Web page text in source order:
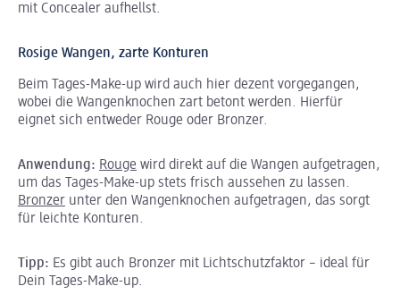
mit Concealer aufhellst.
Rosige Wangen, zarte Konturen
Beim Tages-Make-up wird auch hier dezent vorgegangen,
wobei die Wangenknochen zart betont werden. Hierfür
eignet sich entweder Rouge oder Bronzer.
Anwendung: Rouge wird direkt auf die Wangen aufgetragen,
um das Tages-Make-up stets frisch aussehen zu lassen.
Bronzer unter den Wangenknochen aufgetragen, das sorgt
für leichte Konturen.
Tipp: Es gibt auch Bronzer mit Lichtschutzfaktor – ideal für
Dein Tages-Make-up.